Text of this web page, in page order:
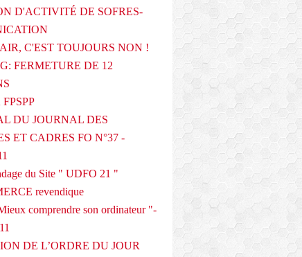
D'ACTIVITÉ DE SOFRES-
C'EST TOUJOURS NON !
FERMETURE DE 12
DU JOURNAL DES
ET CADRES FO N°37 -
du Site " UDFO 21 "
revendique
comprendre son ordinateur "-
DE L’ORDRE DU JOUR